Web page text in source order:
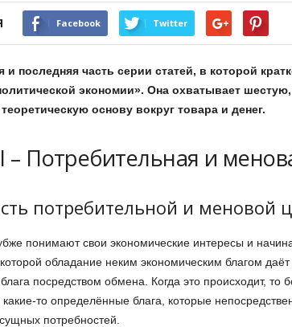
Facebook Twitter
и последняя часть серии статей, в которой
экономии». Она охватывает
основу вокруг товара и денег.
– Потребительная и
потребительной и меновой
понимают свои экономические интересы и
обладание неким экономическим благом
посредством обмена. Когда это происходит, то
то определённые блага, которые
потребностей.